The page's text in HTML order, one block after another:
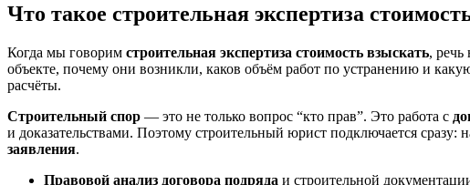
Что такое строительная экспертиза
Когда мы говорим строительная экспертиза стоимость взыскать, речь
объекте, почему они возникли, каков объём работ по устранению и
расчёты.
Строительный спор — это не только вопрос “кто прав”. Это работа с
и доказательствами. Поэтому строительный юрист подключается
заявления.
Правовой анализ договора подряда и строительной